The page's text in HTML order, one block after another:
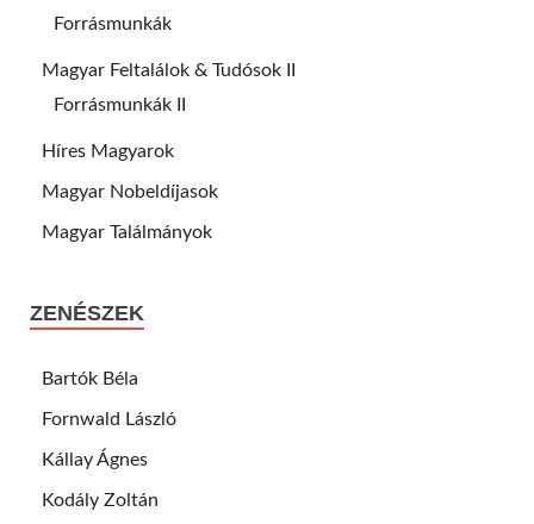
Forrásmunkák
Magyar Feltalálok & Tudósok II
Forrásmunkák II
Híres Magyarok
Magyar Nobeldíjasok
Magyar Találmányok
ZENÉSZEK
Bartók Béla
Fornwald László
Kállay Ágnes
Kodály Zoltán